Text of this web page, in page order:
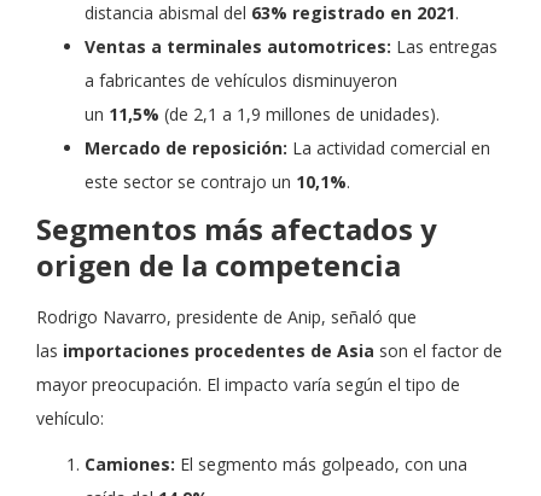
distancia abismal del 63% registrado en 2021.
Ventas a terminales automotrices: Las entregas
a fabricantes de vehículos disminuyeron
un 11,5% (de 2,1 a 1,9 millones de unidades).
Mercado de reposición: La actividad comercial en
este sector se contrajo un 10,1%.
Segmentos más afectados y
origen de la competencia
Rodrigo Navarro, presidente de Anip, señaló que
las importaciones procedentes de Asia son el factor de
mayor preocupación. El impacto varía según el tipo de
vehículo:
Camiones: El segmento más golpeado, con una